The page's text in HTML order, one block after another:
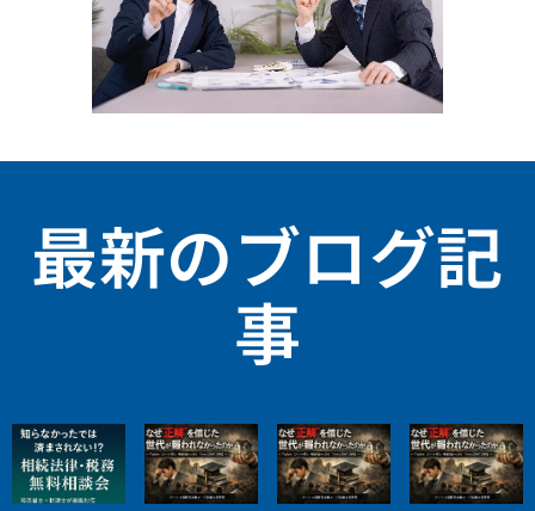
最新のブログ記
事